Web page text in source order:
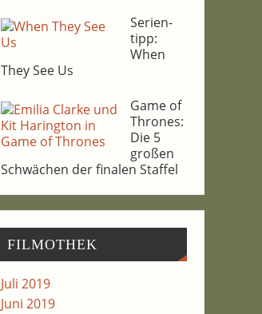
Seri­en­
tipp:
When
They See Us
Game of
Thro­nes:
Die 5
gro­ßen
Schwä­chen der fina­len Staffel
FIL­MO­THEK
Juli 2019
Juni 2019